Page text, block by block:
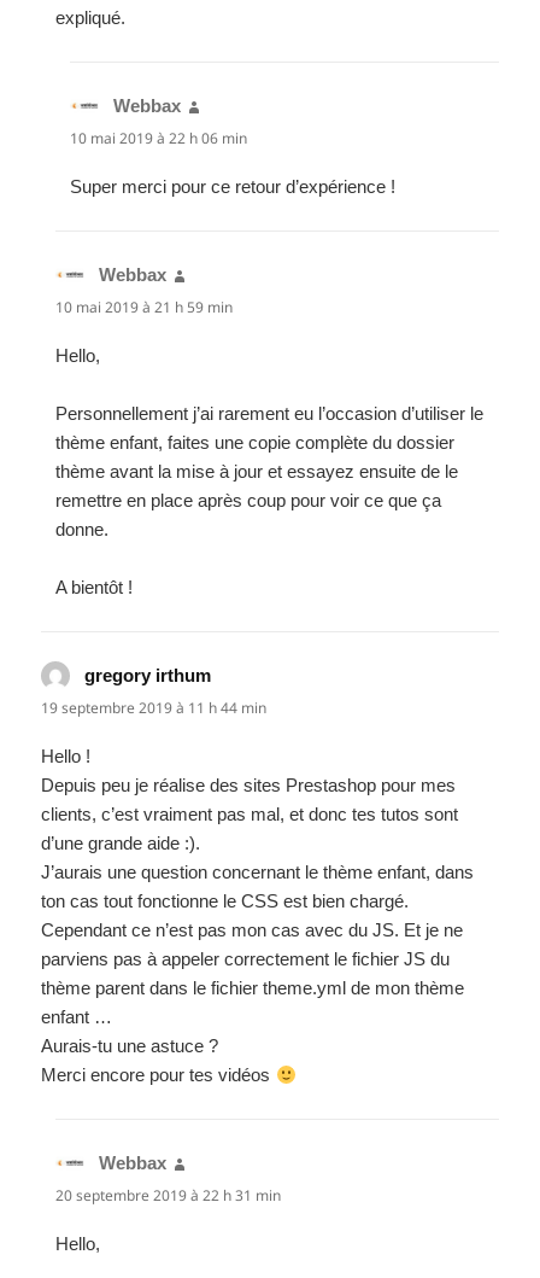
expliqué.
Webbax
10 mai 2019 à 22 h 06 min
Super merci pour ce retour d’expérience !
Webbax
10 mai 2019 à 21 h 59 min
Hello,
Personnellement j’ai rarement eu l’occasion d’utiliser le
thème enfant, faites une copie complète du dossier
thème avant la mise à jour et essayez ensuite de le
remettre en place après coup pour voir ce que ça
donne.
A bientôt !
gregory irthum
19 septembre 2019 à 11 h 44 min
Hello !
Depuis peu je réalise des sites Prestashop pour mes
clients, c’est vraiment pas mal, et donc tes tutos sont
d’une grande aide :).
J’aurais une question concernant le thème enfant, dans
ton cas tout fonctionne le CSS est bien chargé.
Cependant ce n’est pas mon cas avec du JS. Et je ne
parviens pas à appeler correctement le fichier JS du
thème parent dans le fichier theme.yml de mon thème
enfant …
Aurais-tu une astuce ?
Merci encore pour tes vidéos
Webbax
20 septembre 2019 à 22 h 31 min
Hello,